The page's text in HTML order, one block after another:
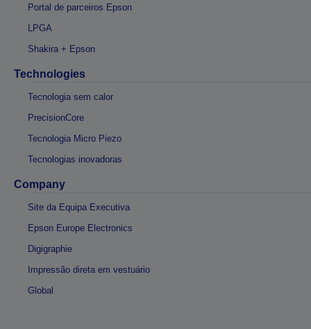
Portal de parceiros Epson
LPGA
Shakira + Epson
Technologies
Tecnologia sem calor
PrecisionCore
Tecnologia Micro Piezo
Tecnologias inovadoras
Company
Site da Equipa Executiva
Epson Europe Electronics
Digigraphie
Impressão direta em vestuário
Global